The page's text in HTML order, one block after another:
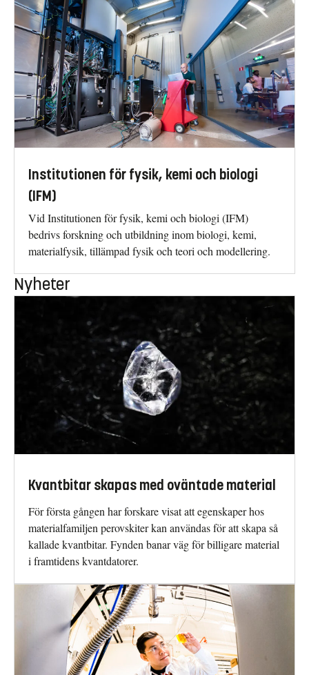
Institutionen för fysik, kemi och biologi
(IFM)
Vid Institutionen för fysik, kemi och biologi (IFM)
bedrivs forskning och utbildning inom biologi, kemi,
materialfysik, tillämpad fysik och teori och modellering.
Nyheter
Kvantbitar skapas med oväntade material
För första gången har forskare visat att egenskaper hos
materialfamiljen perovskiter kan användas för att skapa så
kallade kvantbitar. Fynden banar väg för billigare material
i framtidens kvantdatorer.